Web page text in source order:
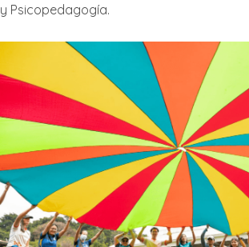
y Psicopedagogía.